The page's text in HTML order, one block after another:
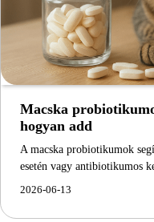
Macska
hogyan add
A macska probiotikumok
esetén vagy antibiotikumos
2026-06-13